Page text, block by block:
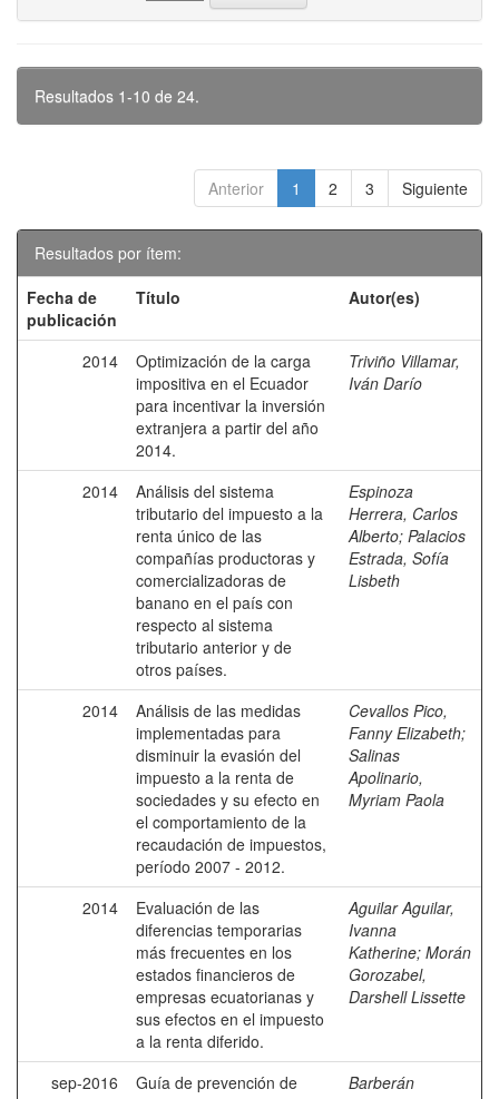
Resultados 1-10 de 24.
Anterior 1 2 3 Siguiente
Resultados por ítem:
Fecha de
publicación
Título Autor(es)
2014
Optimización de la carga
impositiva en el Ecuador
para incentivar la inversión
extranjera a partir del año
2014.
Triviño Villamar,
Iván Darío
2014
Análisis del sistema
tributario del impuesto a la
renta único de las
compañías productoras y
comercializadoras de
banano en el país con
respecto al sistema
tributario anterior y de
otros países.
Espinoza
Herrera, Carlos
Alberto; Palacios
Estrada, Sofía
Lisbeth
2014
Análisis de las medidas
implementadas para
disminuir la evasión del
impuesto a la renta de
sociedades y su efecto en
el comportamiento de la
recaudación de impuestos,
período 2007 - 2012.
Cevallos Pico,
Fanny Elizabeth;
Salinas
Apolinario,
Myriam Paola
2014
Evaluación de las
diferencias temporarias
más frecuentes en los
estados financieros de
empresas ecuatorianas y
sus efectos en el impuesto
a la renta diferido.
Aguilar Aguilar,
Ivanna
Katherine; Morán
Gorozabel,
Darshell Lissette
sep-2016
Guía de prevención de
Barberán